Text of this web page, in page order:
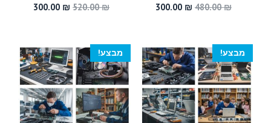
480.00₪
המחיר
480.00 ₪.
300.00 ₪
300.00 ₪.
520.00₪
המחיר
520.00 ₪.
300.00 ₪
המחיר
300.00 ₪.
מבצע! מבצע!